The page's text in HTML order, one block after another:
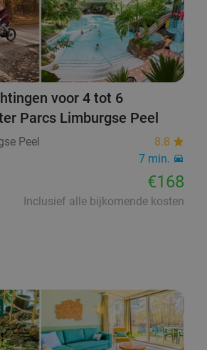
voor 4 tot 6
Parcs Limburgse Peel
Peel
8.8
7 min.
€168
Inclusief alle bijkomende kosten